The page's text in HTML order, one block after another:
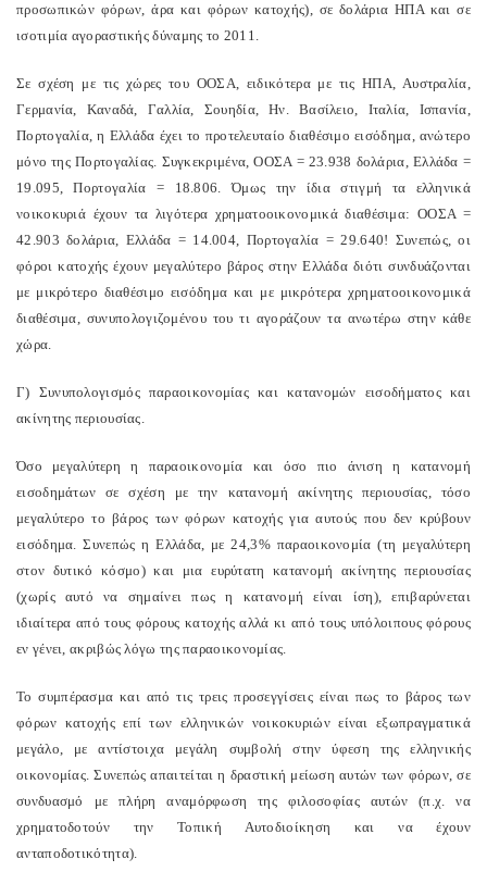
προσωπικών φόρων, άρα και φόρων κατοχής), σε δολάρια ΗΠΑ και σε
ισοτιμία αγοραστικής δύναμης το 2011.
Σε σχέση με τις χώρες του ΟΟΣΑ, ειδικότερα με τις ΗΠΑ, Αυστραλία,
Γερμανία, Καναδά, Γαλλία, Σουηδία, Ην. Βασίλειο, Ιταλία, Ισπανία,
Πορτογαλία, η Ελλάδα έχει το προτελευταίο διαθέσιμο εισόδημα, ανώτερο
μόνο της Πορτογαλίας. Συγκεκριμένα, ΟΟΣΑ = 23.938 δολάρια, Ελλάδα =
19.095, Πορτογαλία = 18.806. Όμως την ίδια στιγμή τα ελληνικά
νοικοκυριά έχουν τα λιγότερα χρηματοοικονομικά διαθέσιμα: ΟΟΣΑ =
42.903 δολάρια, Ελλάδα = 14.004, Πορτογαλία = 29.640! Συνεπώς, οι
φόροι κατοχής έχουν μεγαλύτερο βάρος στην Ελλάδα διότι συνδυάζονται
με μικρότερο διαθέσιμο εισόδημα και με μικρότερα χρηματοοικονομικά
διαθέσιμα, συνυπολογιζομένου του τι αγοράζουν τα ανωτέρω στην κάθε
χώρα.
Γ) Συνυπολογισμός παραοικονομίας και κατανομών εισοδήματος και
ακίνητης περιουσίας.
Όσο μεγαλύτερη η παραοικονομία και όσο πιο άνιση η κατανομή
εισοδημάτων σε σχέση με την κατανομή ακίνητης περιουσίας, τόσο
μεγαλύτερο το βάρος των φόρων κατοχής για αυτούς που δεν κρύβουν
εισόδημα. Συνεπώς η Ελλάδα, με 24,3% παραοικονομία (τη μεγαλύτερη
στον δυτικό κόσμο) και μια ευρύτατη κατανομή ακίνητης περιουσίας
(χωρίς αυτό να σημαίνει πως η κατανομή είναι ίση), επιβαρύνεται
ιδιαίτερα από τους φόρους κατοχής αλλά κι από τους υπόλοιπους φόρους
εν γένει, ακριβώς λόγω της παραοικονομίας.
Το συμπέρασμα και από τις τρεις προσεγγίσεις είναι πως το βάρος των
φόρων κατοχής επί των ελληνικών νοικοκυριών είναι εξωπραγματικά
μεγάλο, με αντίστοιχα μεγάλη συμβολή στην ύφεση της ελληνικής
οικονομίας. Συνεπώς απαιτείται η δραστική μείωση αυτών των φόρων, σε
συνδυασμό με πλήρη αναμόρφωση της φιλοσοφίας αυτών (π.χ. να
χρηματοδοτούν την Τοπική Αυτοδιοίκηση και να έχουν
ανταποδοτικότητα).